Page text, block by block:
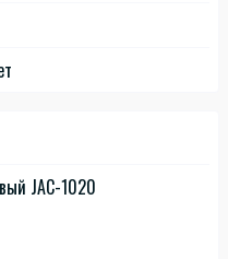
JAC-1020